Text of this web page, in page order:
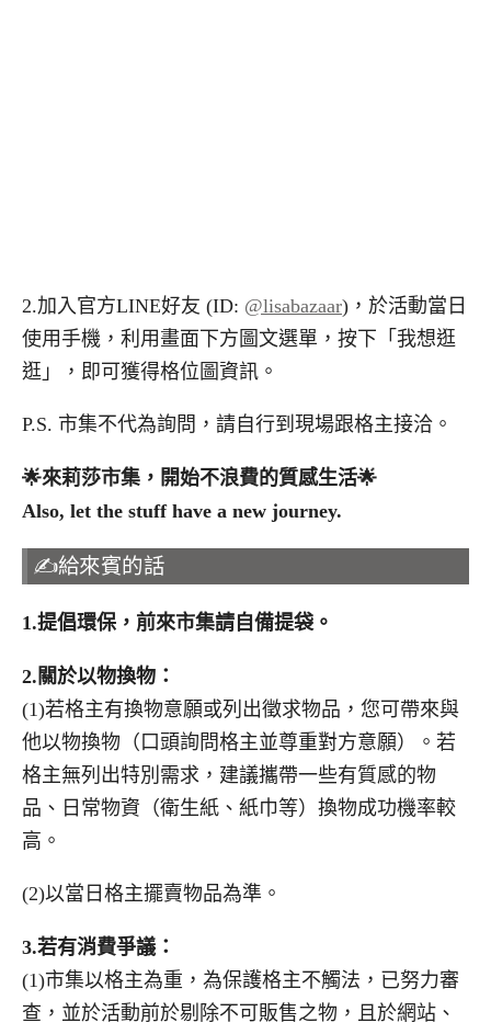
2.加入官方LINE好友 (ID: @lisabazaar)，於活動當日
使用手機，利用畫面下方圖文選單，按下「我想逛
逛」，即可獲得格位圖資訊。
P.S. 市集不代為詢問，請自行到現場跟格主接洽。
🌟來莉莎市集，開始不浪費的質感生活🌟
Also, let the stuff have a new journey.
✍️給來賓的話
1.提倡環保，前來市集請自備提袋。
2. 關於以物換物：
(1)若格主有換物意願或列出徵求物品，您可帶來與
他以物換物（口頭詢問格主並尊重對方意願）。若
格主無列出特別需求，建議攜帶一些有質感的物
品、日常物資（衛生紙、紙巾等）換物成功機率較
高。
(2)以當日格主擺賣物品為準。
3.若有消費爭議：
(1)市集以格主為重，為保護格主不觸法，已努力審
查，並於活動前於剔除不可販售之物，且於網站、